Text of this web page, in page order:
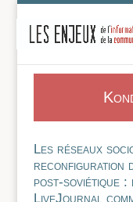
Les réseaux
reconfiguration
post-soviétique
LiveJournal